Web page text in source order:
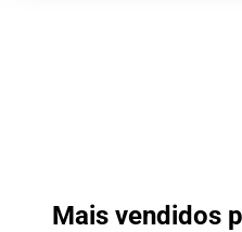
Mais vendidos